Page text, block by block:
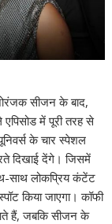
सीजन के बाद,
में पूरी तरह से
के चार स्पेशल
दिखाई देंगे। जिसमें
साथ लोकप्रिय कंटेंट
किया जाएगा। कॉफी
हैं, जबकि सीजन के